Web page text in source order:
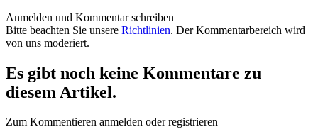
Anmelden und Kommentar schreiben
Bitte beachten Sie unsere Richtlinien. Der Kommentarbereich wird
von uns moderiert.
Es gibt noch keine Kommentare zu
diesem Artikel.
Zum Kommentieren anmelden oder registrieren